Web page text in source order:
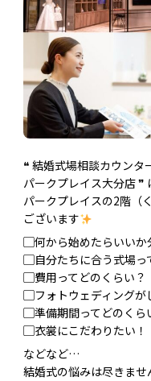
❝ 結婚式場相談カウンタ
パークプレイス大分店 ❞
パークプレイスの2階（
ございます
▢何から始めたらいい
▢自分たちに合う式場っ
▢費用ってどのくらい？
▢フォトウェディングが
▢準備期間ってどのくら
▢衣裳にこだわりたい！
などなど…
結婚式の悩みは尽きませ